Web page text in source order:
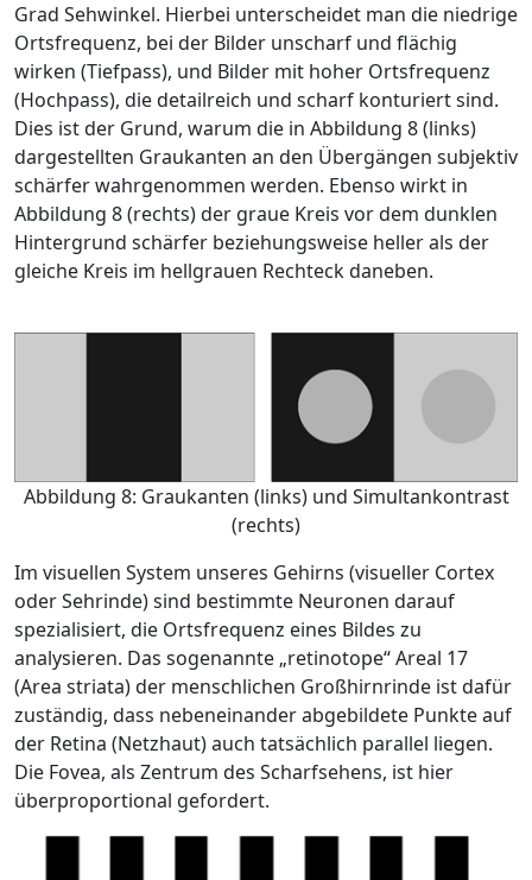
Grad Sehwinkel. Hierbei unterscheidet man die niedrige
Ortsfrequenz, bei der Bilder unscharf und flächig
wirken (Tiefpass), und Bilder mit hoher Ortsfrequenz
(Hochpass), die detailreich und scharf konturiert sind.
Dies ist der Grund, warum die in Abbildung 8 (links)
dargestellten Graukanten an den Übergängen subjektiv
schärfer wahrgenommen werden. Ebenso wirkt in
Abbildung 8 (rechts) der graue Kreis vor dem dunklen
Hintergrund schärfer beziehungsweise heller als der
gleiche Kreis im hellgrauen Rechteck daneben.
Abbildung 8: Graukanten (links) und Simultankontrast
(rechts)
Im visuellen System unseres Gehirns (visueller Cortex
oder Sehrinde) sind bestimmte Neuronen darauf
spezialisiert, die Ortsfrequenz eines Bildes zu
analysieren. Das sogenannte „retinotope“ Areal 17
(Area striata) der menschlichen Großhirnrinde ist dafür
zuständig, dass nebeneinander abgebildete Punkte auf
der Retina (Netzhaut) auch tatsächlich parallel liegen.
Die Fovea, als Zentrum des Scharfsehens, ist hier
überproportional gefordert.